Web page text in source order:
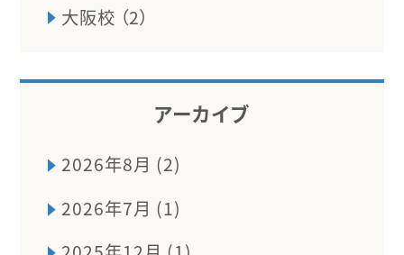
大阪校 （2）
アーカイブ
2026年8月 (2)
2026年7月 (1)